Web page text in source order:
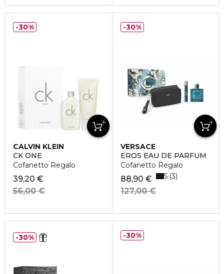
CALVIN KLEIN
CK ONE
Cofanetto Regalo
39,20 €
56,00 €
30%
VERSACE
EROS EAU DE PARFUM
Cofanetto Regalo
88,90 €
127,00 €
5 3
30%
30% 30%